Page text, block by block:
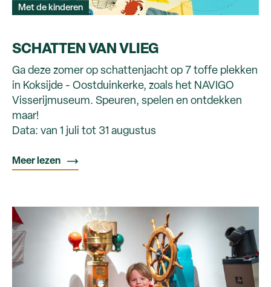
Met de kinderen
SCHATTEN VAN VLIEG
Ga deze zomer op schattenjacht op 7 toffe plekken
in Koksijde - Oostduinkerke, zoals het NAVIGO
Visserijmuseum. Speuren, spelen en ontdekken
maar!
Data: van 1 juli tot 31 augustus
Meer lezen